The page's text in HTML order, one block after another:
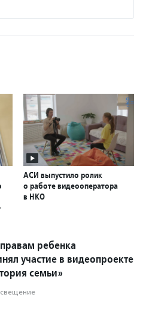
АСИ выпустило ролик
о работе видеооператора
в НКО
ребенка
участие в видеопроекте
семьи»